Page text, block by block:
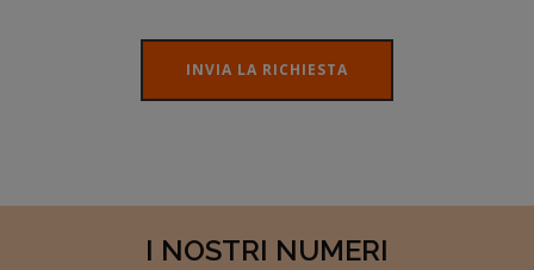
INVIA LA RICHIESTA
I NOSTRI NUMERI